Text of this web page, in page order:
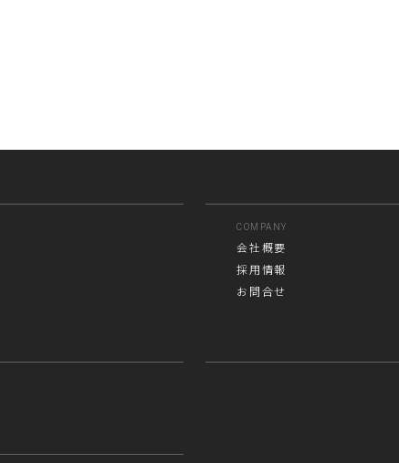
COMPANY
会社概要
採用情報
お問合せ